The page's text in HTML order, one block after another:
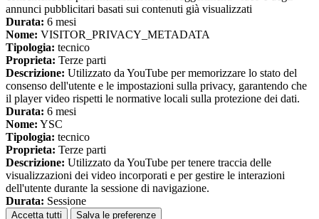
annunci pubblicitari basati sui contenuti già visualizzati
Durata: 6 mesi
Nome: VISITOR_PRIVACY_METADATA
Tipologia: tecnico
Proprieta: Terze parti
Descrizione: Utilizzato da YouTube per memorizzare lo stato del
consenso dell'utente e le impostazioni sulla privacy, garantendo che
il player video rispetti le normative locali sulla protezione dei dati.
Durata: 6 mesi
Nome: YSC
Tipologia: tecnico
Proprieta: Terze parti
Descrizione: Utilizzato da YouTube per tenere traccia delle
visualizzazioni dei video incorporati e per gestire le interazioni
dell'utente durante la sessione di navigazione.
Durata: Sessione
Accetta tutti Salva le preferenze